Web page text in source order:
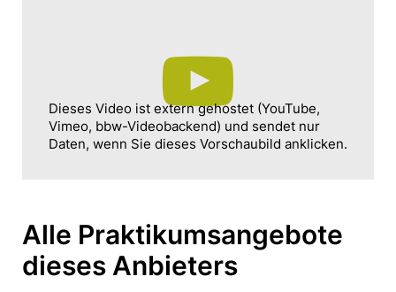
Dieses Video ist extern gehostet (YouTube,
Vimeo, bbw-Videobackend) und sendet nur
Daten, wenn Sie dieses Vorschaubild anklicken.
Alle Praktikumsangebote
dieses Anbieters